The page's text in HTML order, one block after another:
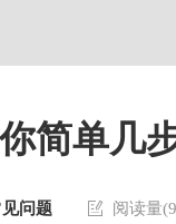
简单几
问题  阅读量